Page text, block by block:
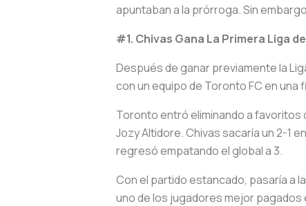
apuntaban a la prórroga. Sin
#1. Chivas Gana La Primera Liga
Después de ganar previamente la
con un equipo de Toronto FC en una
Toronto entró eliminando a favoritos
Jozy Altidore. Chivas sacaría un 2-1
regresó empatando el global a 3.
Con el partido estancado, pasaría a
uno de los jugadores mejor pagados